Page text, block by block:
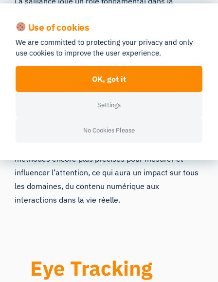
interagissons avec lui. En comprenant et en tirant
parti de la détection de la saillance, les entreprises
et les chercheurs peuvent concevoir des visuels, des
interfaces et des expériences plus efficaces, en
phase avec les mécanismes de l’attention humaine.
De l’amélioration des publicités à l’optimisation de la
saillance sont infinies. À mesure que la technologie
méthodes encore plus précises pour mesurer et
influencer l’attention, ce qui aura un impact sur tous
les domaines, du contenu numérique aux
interactions dans la vie réelle.
Eye Tracking
Use of cookies
We are committed to protecting your privacy and only
use cookies to improve the user experience.
OK, got it
Settings
No Cookies Please